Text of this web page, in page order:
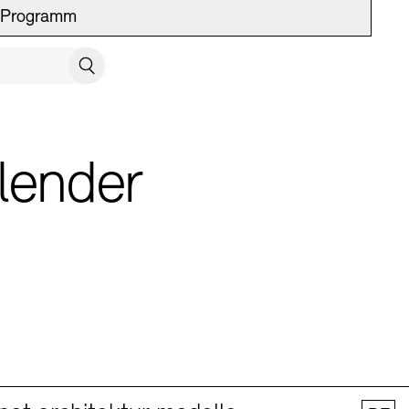
Programm